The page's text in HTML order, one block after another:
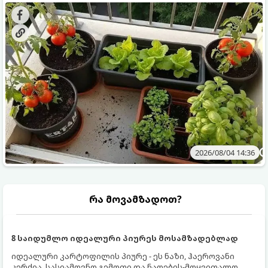
ბოსტნეულს მოკრეფთ.
და როგორ მოუაროთ მათ სწორად.
2026/08/04 14:36
რა მოვამზადოთ?
8 საიდუმლო იდეალური პიურეს მოსამზადებლად
იდეალური კარტოფილის პიურე - ეს ნაზი, ჰაეროვანი